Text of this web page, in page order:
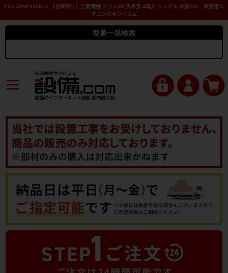
PCZ-ZRMP112KL5 【在庫限り】三菱電機 スリムZR 天吊形 4馬力 シングル 冷媒R32 - 業務用エ
アコンのセツビコム
型番一発検索